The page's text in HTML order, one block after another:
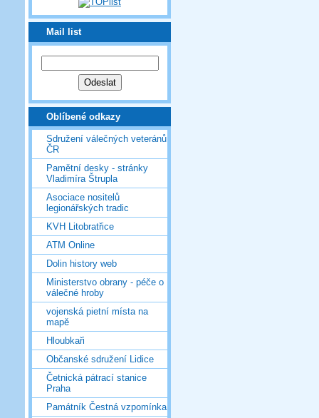
Mail list
Oblíbené odkazy
Sdružení válečných veteránů
ČR
Pamětní desky - stránky
Vladimíra Štrupla
Asociace nositelů
legionářských tradic
KVH Litobratřice
ATM Online
Dolin history web
Ministerstvo obrany - péče o
válečné hroby
vojenská pietní místa na
mapě
Hloubkaři
Občanské sdružení Lidice
Četnická pátrací stanice
Praha
Památník Čestná vzpomínka